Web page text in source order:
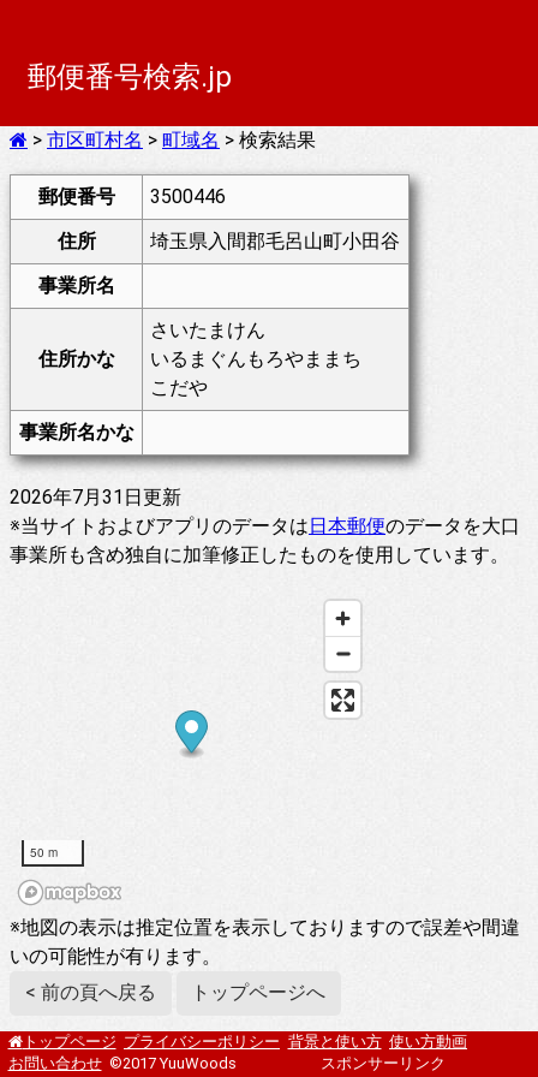
郵便番号検索.jp
> 市区町村名 > 町域名 > 検索結果
郵便番号
3500446
住所
埼玉県入間郡毛呂山町小田谷
事業所名
住所かな
さいたまけん
いるまぐんもろやままち
こだや
事業所名かな
2026年7月31日更新
※当サイトおよびアプリのデータは日本郵便のデータを大口
事業所も含め独自に加筆修正したものを使用しています。
50 m
※地図の表示は推定位置を表示しておりますので誤差や間違
いの可能性が有ります。
< 前の頁へ戻る
トップページへ
トップページ プライバシーポリシー 背景と使い方 使い方動画
お問い合わせ ©2017 YuuWoods スポンサーリンク